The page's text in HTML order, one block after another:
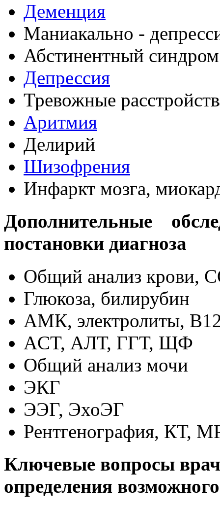
Деменция
Маниакально -
Абстинентный синдром
Депрессия
Тревожные
Аритмия
Делирий
Шизофрения
Инфаркт мозга,
Дополнительные
постановки диагноза
Общий анализ крови,
Глюкоза, билирубин
АМК, электролиты,
ACT, АЛТ, ГГТ, ЩФ
Общий анализ мочи
ЭКГ
ЭЭГ, ЭхоЭГ
Рентгенография, КТ,
Ключевые вопросы
определения